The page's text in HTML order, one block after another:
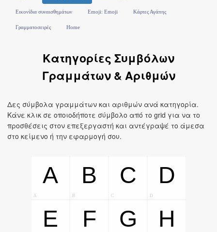
Εικονίδια συναισθημάτων Emoji: Emoji Κάρτες Αγάπης
Γραμματοσειρές Home
Κατηγορίες Συμβόλων
Γραμμάτων & Αριθμών
Δες σύμβολα γραμμάτων και αριθμών ανά κατηγορία.
Κάνε κλικ σε οποιοδήποτε σύμβολο από το grid για να το
προσθέσεις στον επεξεργαστή και αντέγραψέ το άμεσα
στο κείμενο ή την εφαρμογή σου.
A
A
B
B
C
C
D
D
E F G H